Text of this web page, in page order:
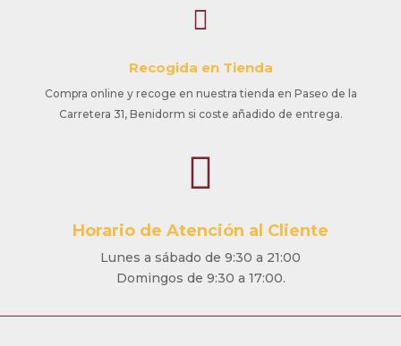

Recogida en Tienda
Compra online y recoge en nuestra tienda en Paseo de la
Carretera 31, Benidorm si coste añadido de entrega.

Horario de Atención al Cliente
Lunes a sábado de 9:30 a 21:00
Domingos de 9:30 a 17:00.